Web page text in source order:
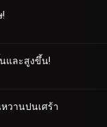
และสูงขึ้น!
วานปนเศร้า